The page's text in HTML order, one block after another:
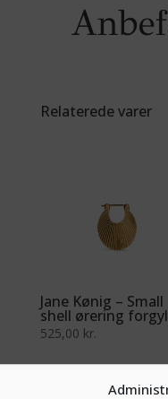
Relaterede varer
Jane Kønig – Small
shell ørering
525,00 kr.